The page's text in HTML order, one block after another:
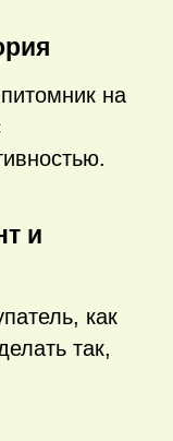
на
и
как
так,